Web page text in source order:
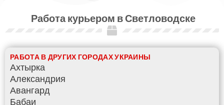
Работа курьером в Светловодске
РАБОТА В ДРУГИХ ГОРОДАХ УКРАИНЫ
Ахтырка
Александрия
Авангард
Бабаи